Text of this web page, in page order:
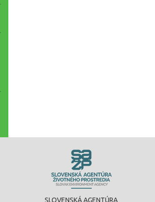
SLOVENSKÁ AGENTÚRA